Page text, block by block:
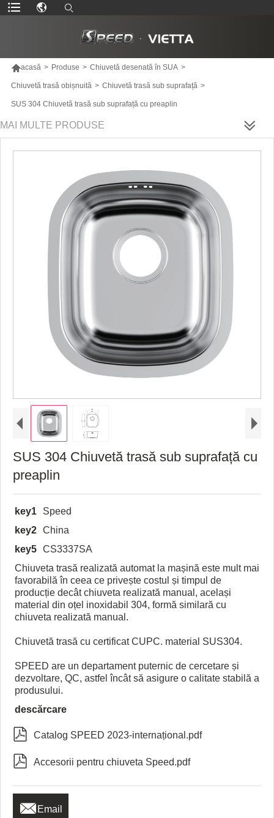
acasă > Produse > Chiuvetă desenată în SUA >
Chiuvetă trasă obișnuită > Chiuvetă trasă sub suprafață >
SUS 304 Chiuvetă trasă sub suprafață cu preaplin
MAI MULTE PRODUSE
SUS 304 Chiuvetă trasă sub suprafață cu
preaplin
key1
Speed
key2 China
key5 CS3337SA
Chiuveta trasă realizată automat la mașină este mult mai
favorabilă în ceea ce privește costul și timpul de
producție decât chiuveta realizată manual, același
material din oțel inoxidabil 304, formă similară cu
chiuveta realizată manual.
Chiuvetă trasă cu certificat CUPC. material SUS304.
SPEED are un departament puternic de cercetare și
dezvoltare, QC, astfel încât să asigure o calitate stabilă a
produsului.
descărcare
 Catalog SPEED 2023-internațional.pdf
 Accesorii pentru chiuveta Speed.pdf
 Email